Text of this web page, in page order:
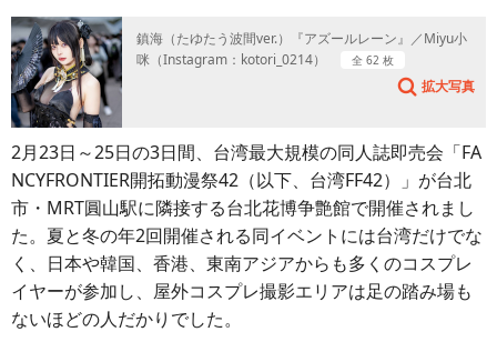
鎮海（たゆたう波間ver.）『アズールレーン』／Miyu小
咪（Instagram：kotori_0214）
全 62 枚
拡大写真
2月23日～25日の3日間、台湾最大規模の同人誌即売会「FA
NCYFRONTIER開拓動漫祭42（以下、台湾FF42）」が台北
市・MRT圓山駅に隣接する台北花博争艶館で開催されまし
た。夏と冬の年2回開催される同イベントには台湾だけでな
く、日本や韓国、香港、東南アジアからも多くのコスプレ
イヤーが参加し、屋外コスプレ撮影エリアは足の踏み場も
ないほどの人だかりでした。